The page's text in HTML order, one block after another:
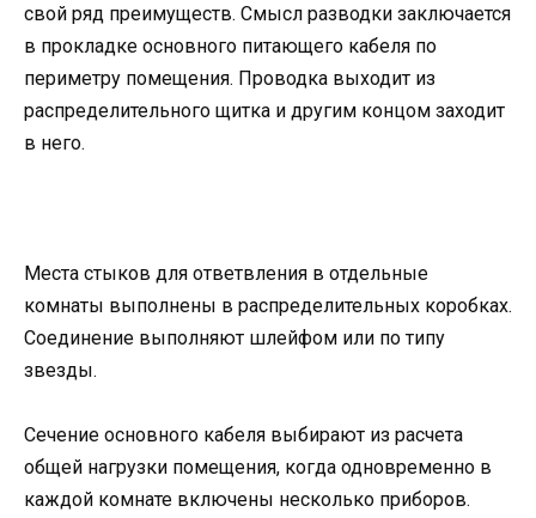
свой ряд преимуществ. Смысл разводки заключается
в прокладке основного питающего кабеля по
периметру помещения. Проводка выходит из
распределительного щитка и другим концом заходит
в него.
Места стыков для ответвления в отдельные
комнаты выполнены в распределительных коробках.
Соединение выполняют шлейфом или по типу
звезды.
Сечение основного кабеля выбирают из расчета
общей нагрузки помещения, когда одновременно в
каждой комнате включены несколько приборов.